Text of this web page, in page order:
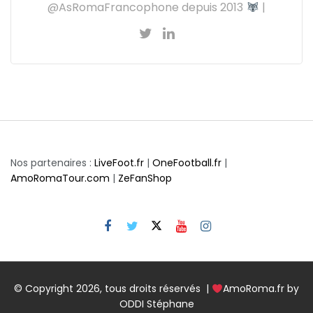
@AsRomaFrancophone depuis 2013
|
Nos partenaires : LiveFoot.fr | OneFootball.fr |
AmoRomaTour.com | ZeFanShop
© Copyright 2026, tous droits réservés |
AmoRoma.fr by
ODDI Stéphane